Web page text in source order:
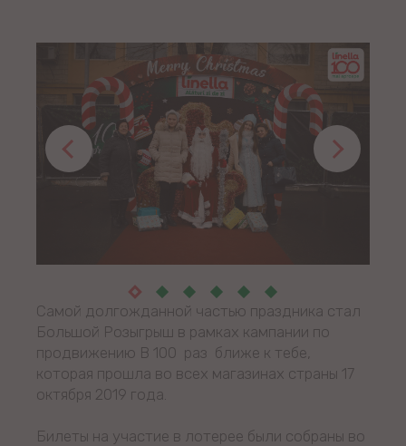
Самой долгожданной частью праздника стал
Большой Розыгрыш в рамках кампании по
продвижению В 100 раз ближе к тебе,
которая прошла во всех магазинах страны 17
октября 2019 года.
Билеты на участие в лотерее были собраны во